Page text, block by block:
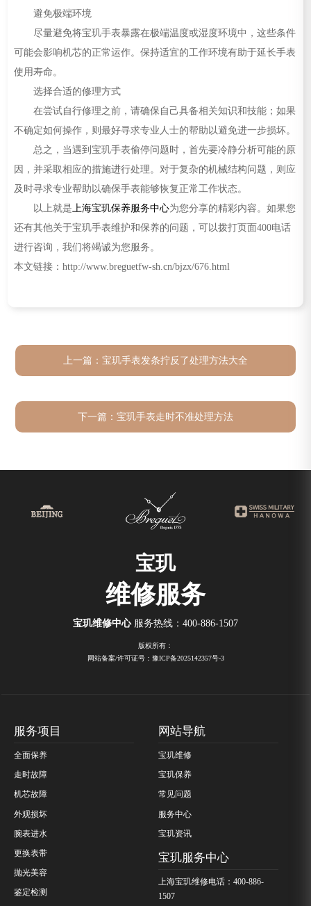
避免极端环境
尽量避免将宝玑手表暴露在极端温度或湿度环境中，这些条件
可能会影响机芯的正常运作。保持适宜的工作环境有助于延长手表
使用寿命。
选择合适的修理方式
在尝试自行修理之前，请确保自己具备相关知识和技能；如果
不确定如何操作，则最好寻求专业人士的帮助以避免进一步损坏。
总之，当遇到宝玑手表偷停问题时，首先要冷静分析可能的原
因，并采取相应的措施进行处理。对于复杂的机械结构问题，则应
及时寻求专业帮助以确保手表能够恢复正常工作状态。
以上就是 上海宝玑保养服务中心为您分享的精彩内容。如果您
还有其他关于宝玑手表维护和保养的问题，可以拨打页面400电话
进行咨询，我们将竭诚为您服务。
本文链接：http://www.breguetfw-sh.cn/bjzx/676.html
上一篇： 宝玑手表发条拧反了处理方法大全
下一篇： 宝玑手表走时不准处理方法
宝玑
维修服务
宝玑维修中心 服务热线： 400-886-1507
版权所有：
网站备案/许可证号：豫ICP备2025142357号-3
服务项目
全面保养
走时故障
机芯故障
外观损坏
腕表进水
更换表带
抛光美容
鉴定检测
网站导航
宝玑维修
宝玑保养
常见问题
服务中心
宝玑资讯
宝玑服务中心
上海宝玑维修电话：400-886-
1507